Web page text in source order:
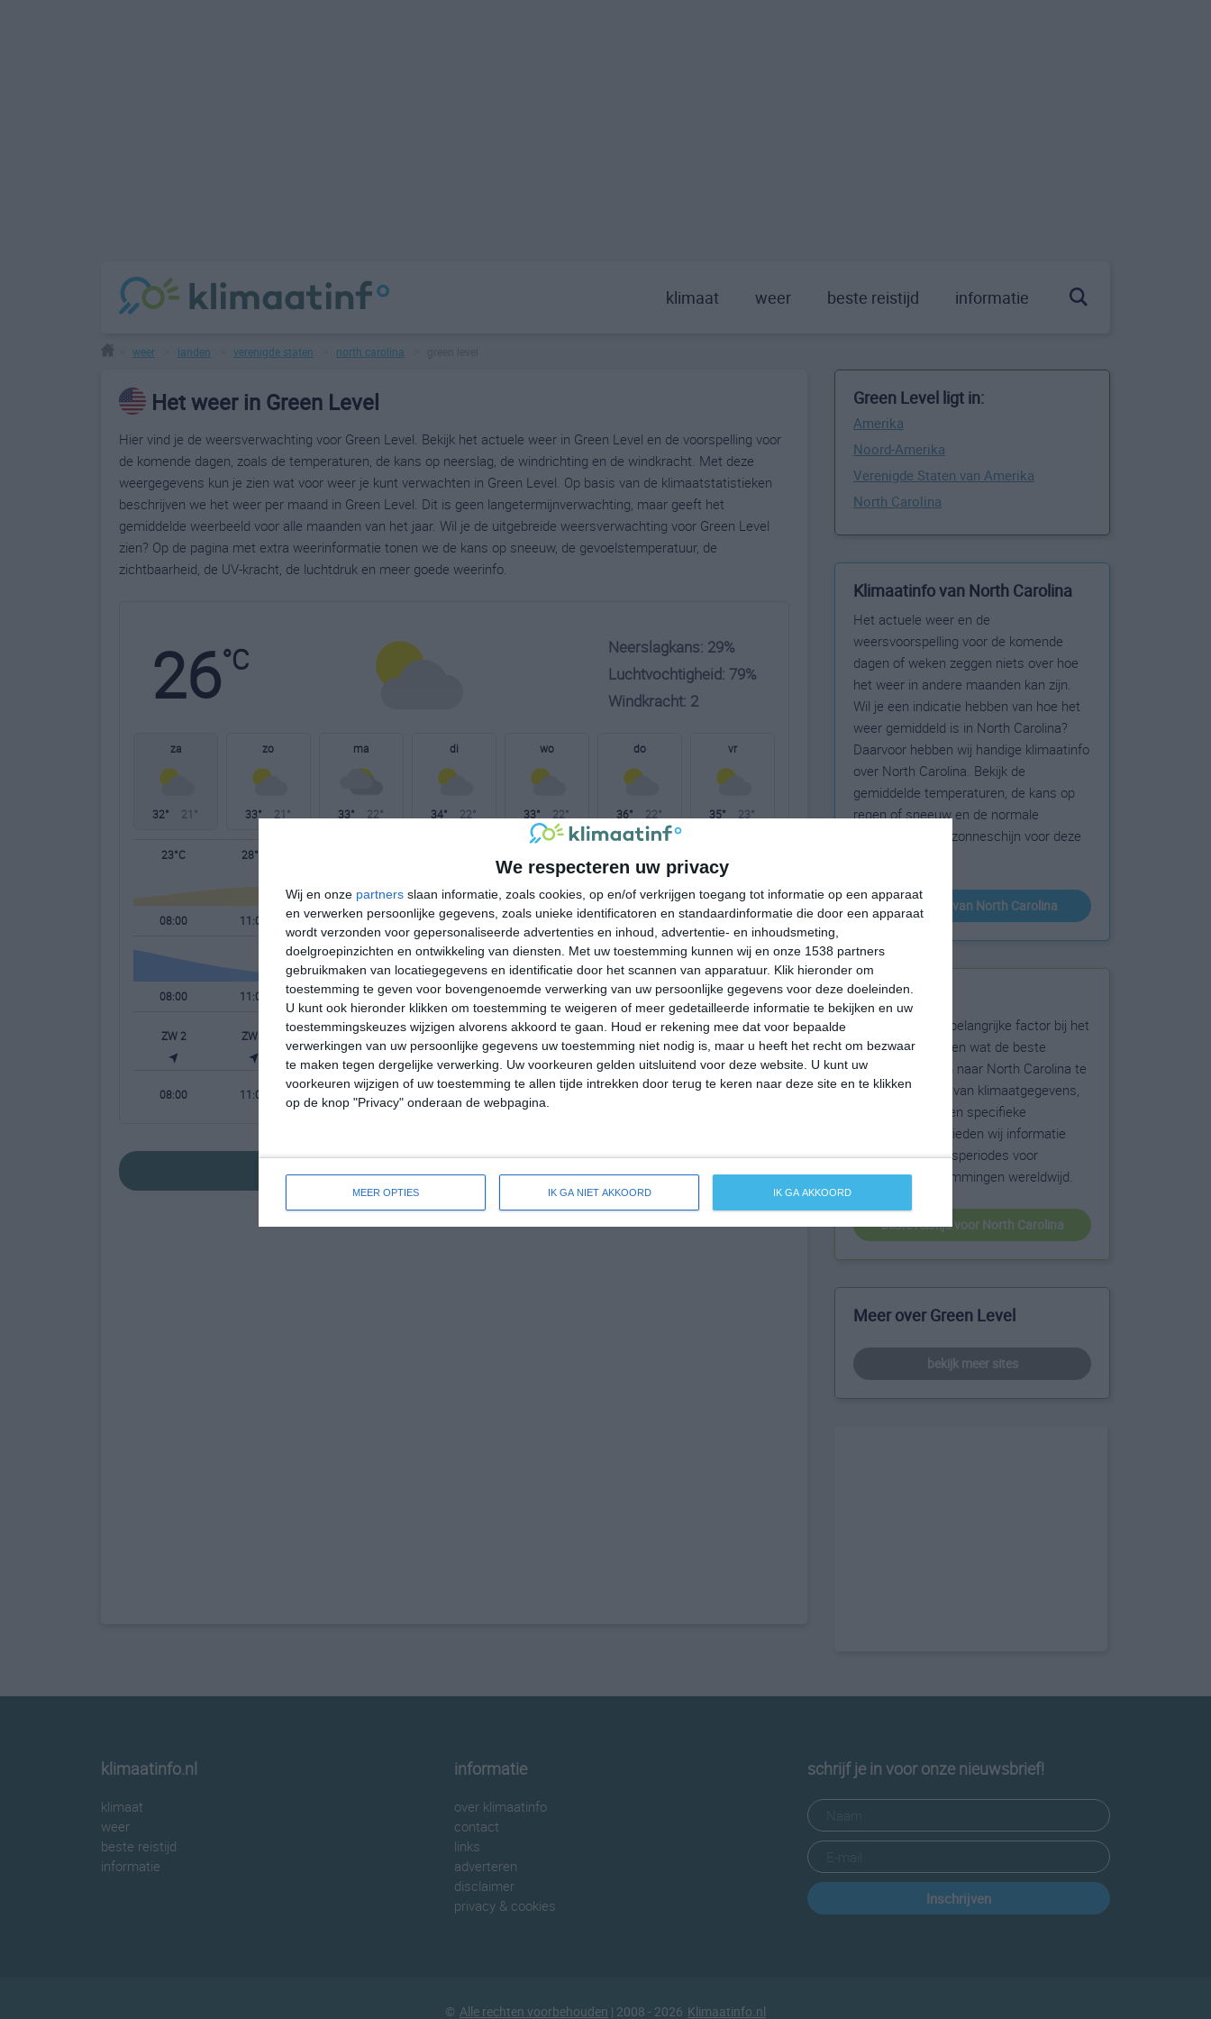
We respecteren uw privacy
Wij en onze partners slaan informatie, zoals cookies, op en/of verkrijgen toegang tot informatie op een apparaat
en verwerken persoonlijke gegevens, zoals unieke identificatoren en standaardinformatie die door een apparaat
wordt verzonden voor gepersonaliseerde advertenties en inhoud, advertentie- en inhoudsmeting,
doelgroepinzichten en ontwikkeling van diensten.
Met uw toestemming kunnen wij en onze 1538 partners
gebruikmaken van locatiegegevens en identificatie door het scannen van apparatuur. Klik hieronder om
toestemming te geven voor bovengenoemde verwerking van uw persoonlijke gegevens voor deze doeleinden.
U kunt ook hieronder klikken om toestemming te weigeren of meer gedetailleerde informatie te bekijken en uw
toestemmingskeuzes wijzigen alvorens akkoord te gaan.
Houd er rekening mee dat voor bepaalde
verwerkingen van uw persoonlijke gegevens uw toestemming niet nodig is, maar u heeft het recht om bezwaar
te maken tegen dergelijke verwerking. Uw voorkeuren gelden uitsluitend voor deze website. U kunt uw
voorkeuren wijzigen of uw toestemming te allen tijde intrekken door terug te keren naar deze site en te klikken
op de knop "Privacy" onderaan de webpagina.
MEER OPTIES IK GA NIET AKKOORD IK GA AKKOORD
klimaat weer beste reistijd informatie
weer landen verenigde staten north carolina
Het weer in Green Level
Hier vind je de weersverwachting voor Green Level. Bekijk het actuele weer in Green Level en de voorspelling voor
de komende dagen, zoals de temperaturen, de kans op neerslag, de windrichting en de windkracht. Met deze
weergegevens kun je zien wat voor weer je kunt verwachten in Green Level. Op basis van de klimaatstatistieken
beschrijven we het weer per maand in Green Level. Dit is geen langetermijnverwachting, maar geeft het
gemiddelde weerbeeld voor alle maanden van het jaar. Wil je de uitgebreide weersverwachting voor Green Level
zien? Op de pagina met extra weerinformatie tonen we de kans op sneeuw, de gevoelstemperatuur, de
zichtbaarheid, de UV-kracht, de luchtdruk en meer goede weerinfo.
26°C
Neerslagkans: 29%
Luchtvochtigheid: 79%
Windkracht: 2
za
32° 21°
zo
33° 21°
ma
33° 22°
di
34° 22°
wo
33° 22°
do
36° 22°
vr
35° 23°
23°C 28°C
08:00 11:00 14:00 17:00 20:00 23:00 02:00 05:00
08:00 11:00 14:00 17:00 20:00 23:00 02:00 05:00
ZW 2 ZW 3 ZW 3 ZZW 3 ZW 2 ZZW 1 ZW 1 ZW 1
08:00 11:00 20:00 23:00
bekijk de uitgebreide weersverwachting voor Green Level
Green Level ligt in:
Amerika
Noord-Amerika
Verenigde Staten van Amerika
North Carolina
Klimaatinfo van North Carolina
Het actuele weer en de
weersvoorspelling voor de komende
dagen of weken zeggen niets over hoe
het weer in andere maanden kan zijn.
Wil je een indicatie hebben van hoe het
weer gemiddeld is in North Carolina?
Daarvoor hebben wij handige klimaatinfo
over North Carolina. Bekijk de
gemiddelde temperaturen, de kans op
regen of sneeuw en de normale
hoeveelheid aan zonneschijn voor deze
klimaatinfo van North Carolina
Beste reistijd
Het weer is een belangrijke factor bij het
reizen. Wil je weten wat de beste
maanden zijn om naar North Carolina te
reizen? Op basis van klimaatgegevens,
weersextremen en specifieke
weerinformatie bieden wij informatie
over de beste reisperiodes voor
duizenden bestemmingen wereldwijd.
beste reistijd voor North Carolina
Meer over Green Level
bekijk meer sites
klimaatinfo.nl
klimaat
weer
beste reistijd
informatie
informatie
over klimaatinfo
contact
links
adverteren
disclaimer
privacy & cookies
schrijf je in voor onze nieuwsbrief!
Inschrijven
© Alle rechten voorbehouden | 2008 - 2026 Klimaatinfo.nl